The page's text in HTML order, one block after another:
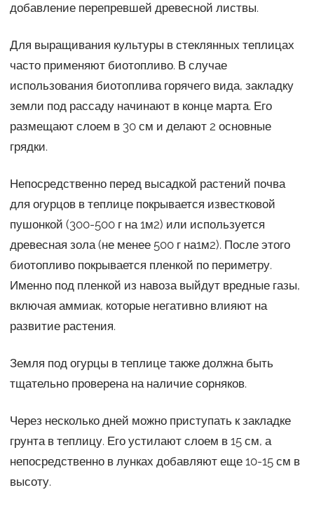
добавление перепревшей древесной листвы.
Для выращивания культуры в стеклянных теплицах
часто применяют биотопливо. В случае
использования биотоплива горячего вида, закладку
земли под рассаду начинают в конце марта. Его
размещают слоем в 30 см и делают 2 основные
грядки.
Непосредственно перед высадкой растений почва
для огурцов в теплице покрывается известковой
пушонкой (300-500 г на 1м2) или используется
древесная зола (не менее 500 г на1м2). После этого
биотопливо покрывается пленкой по периметру.
Именно под пленкой из навоза выйдут вредные газы,
включая аммиак, которые негативно влияют на
развитие растения.
Земля под огурцы в теплице также должна быть
тщательно проверена на наличие сорняков.
Через несколько дней можно приступать к закладке
грунта в теплицу. Его устилают слоем в 15 см, а
непосредственно в лунках добавляют еще 10-15 см в
высоту.